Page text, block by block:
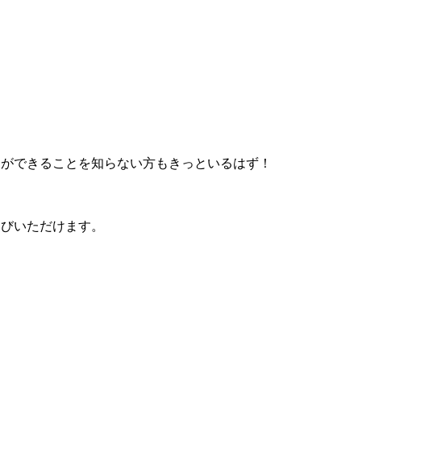
できることを知らない方もきっといるはず！
いただけます。